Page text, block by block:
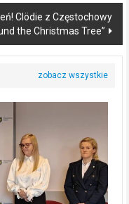
Clödie z Częstochowy
the Christmas Tree”